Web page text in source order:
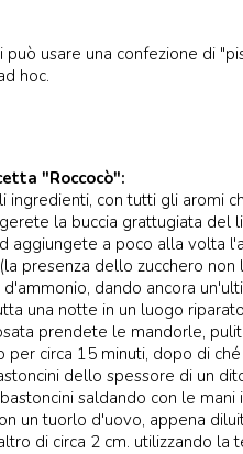
può usare una confezione di
hoc.
"Roccocò":
ingredienti, con tutti gli aromi
la buccia grattugiata del
aggiungete a poco alla volta
presenza dello zucchero
dando ancora
una notte in un luogo
prendete le mandorle,
circa 15 minuti, dopo di
dello spessore di un
saldando con le mani
un tuorlo d'uovo, appena
di circa 2 cm. utilizzando